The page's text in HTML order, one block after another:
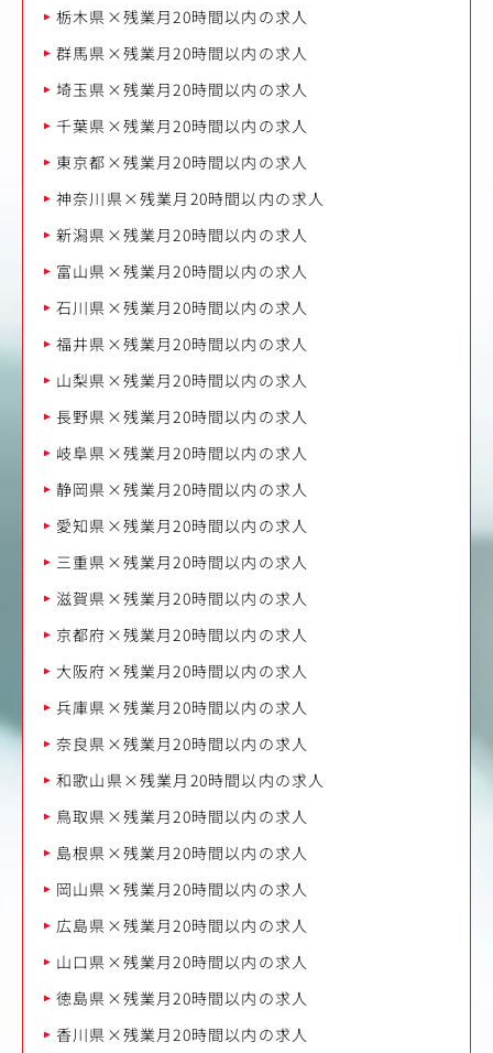
栃木県×残業月20時間以内の求人
群馬県×残業月20時間以内の求人
埼玉県×残業月20時間以内の求人
千葉県×残業月20時間以内の求人
東京都×残業月20時間以内の求人
神奈川県×残業月20時間以内の求人
新潟県×残業月20時間以内の求人
富山県×残業月20時間以内の求人
石川県×残業月20時間以内の求人
福井県×残業月20時間以内の求人
山梨県×残業月20時間以内の求人
長野県×残業月20時間以内の求人
岐阜県×残業月20時間以内の求人
静岡県×残業月20時間以内の求人
愛知県×残業月20時間以内の求人
三重県×残業月20時間以内の求人
滋賀県×残業月20時間以内の求人
京都府×残業月20時間以内の求人
大阪府×残業月20時間以内の求人
兵庫県×残業月20時間以内の求人
奈良県×残業月20時間以内の求人
和歌山県×残業月20時間以内の求人
鳥取県×残業月20時間以内の求人
島根県×残業月20時間以内の求人
岡山県×残業月20時間以内の求人
広島県×残業月20時間以内の求人
山口県×残業月20時間以内の求人
徳島県×残業月20時間以内の求人
香川県×残業月20時間以内の求人